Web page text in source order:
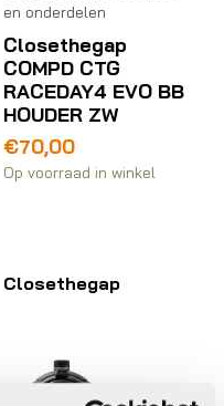
en onderdelen
Closethegap
COMPD CTG
RACEDAY4 EVO BB
HOUDER ZW
€70,00
Op voorraad in winkel
Closethegap